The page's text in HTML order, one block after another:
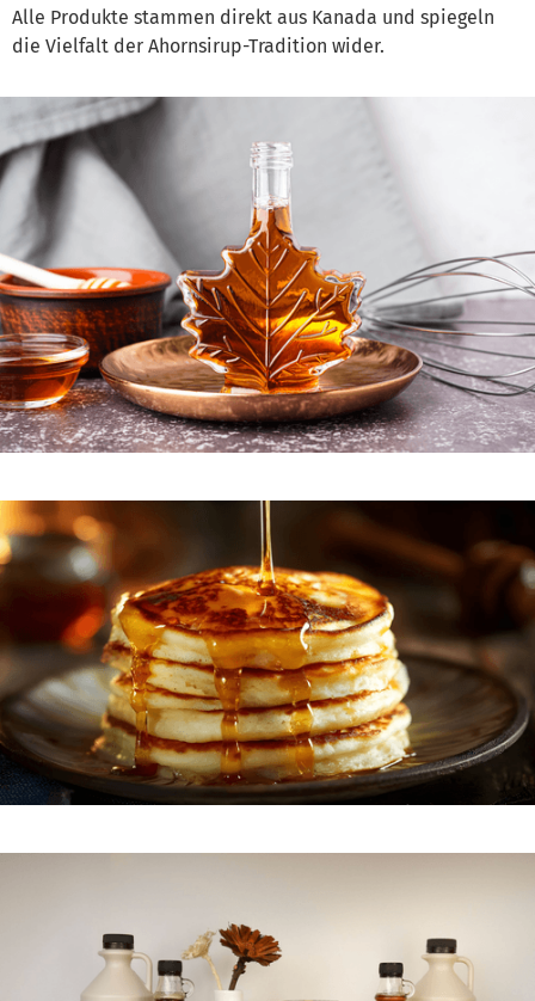
Alle Produkte stammen direkt aus Kanada und spiegeln
die Vielfalt der Ahornsirup-Tradition wider.